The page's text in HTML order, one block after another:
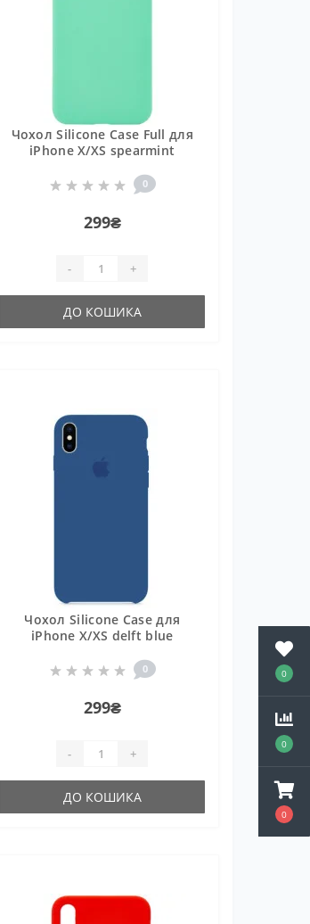
0
0
0
Чохол Silicone Case Full для
iPhone X/XS spearmint
0
299₴
- +
ДО КОШИКА
Чохол Silicone Case для
iPhone X/XS delft blue
0
299₴
- +
ДО КОШИКА